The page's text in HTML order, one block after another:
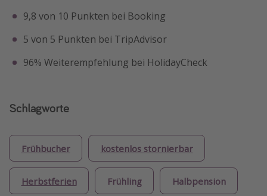
9,8 von 10 Punkten bei Booking
5 von 5 Punkten bei TripAdvisor
96% Weiterempfehlung bei HolidayCheck
Schlagworte
Frühbucher kostenlos stornierbar
Herbstferien Frühling Halbpension